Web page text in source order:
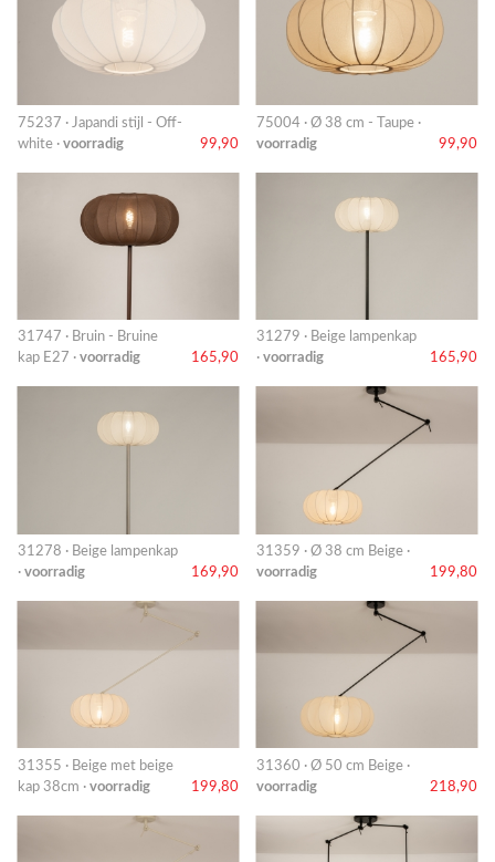
75237 · Japandi stijl - Off-
white · voorradig 99,90
75004 · Ø 38 cm - Taupe ·
voorradig
99,90
31747 · Bruin - Bruine
kap E27 · voorradig 165,90
31279 · Beige lampenkap
· voorradig 165,90
31278 · Beige lampenkap
· voorradig 169,90
31359 · Ø 38 cm Beige ·
voorradig
199,80
31355 · Beige met beige
kap 38cm · voorradig 199,80
31360 · Ø 50 cm Beige ·
voorradig
218,90